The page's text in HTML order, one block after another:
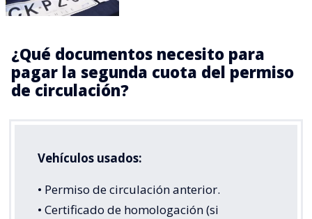
¿Qué documentos necesito para
pagar la segunda cuota del permiso
de circulación?
Vehículos usados:
• Permiso de circulación anterior.
• Certificado de homologación (si